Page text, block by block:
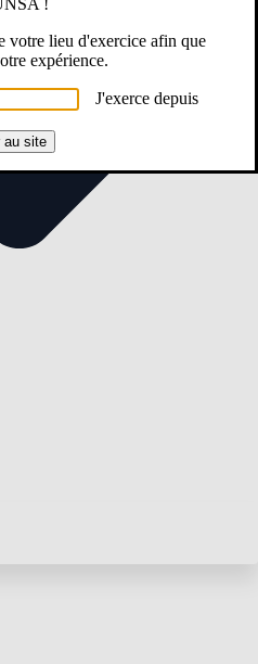
votre lieu d'exercice afin que
expérience.
J'exerce depuis
au site